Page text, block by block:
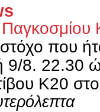
που
9/8. 22.30
Κ20